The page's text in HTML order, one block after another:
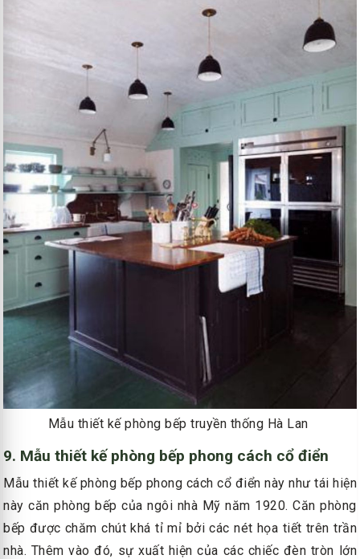
Mẫu thiết kế phòng bếp truyền thống Hà Lan
9. Mẫu thiết kế phòng bếp phong cách cổ điển
Mẫu thiết kế phòng bếp phong cách cổ điển này như tái hiện
này căn phòng bếp của ngôi nhà Mỹ năm 1920. Căn phòng
bếp được chăm chút khá tỉ mỉ bởi các nét họa tiết trên trần
nhà. Thêm vào đó, sự xuất hiện của các chiếc đèn tròn lớn